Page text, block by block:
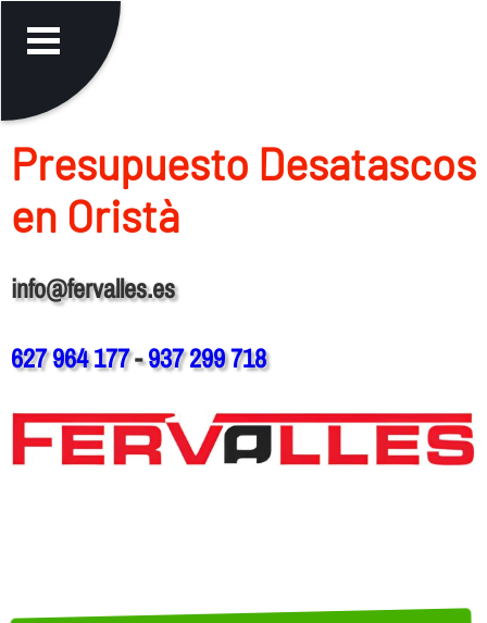
Presupuesto Desatascos
en Oristà
info@fervalles.es
627 964 177-937 299 718